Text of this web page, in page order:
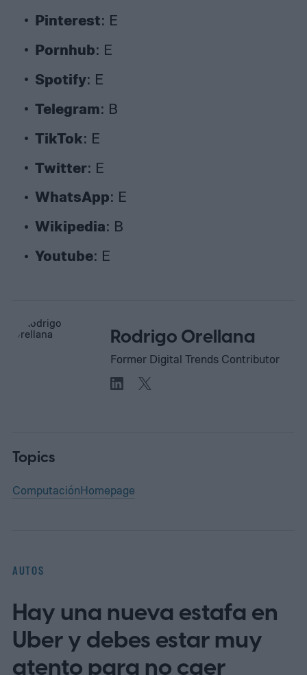
Pinterest: E
Pornhub: E
Spotify: E
Telegram: B
TikTok: E
Twitter: E
WhatsApp: E
Wikipedia: B
Youtube: E
Rodrigo Orellana
Former Digital Trends Contributor
Topics
ComputaciónHomepage
AUTOS
Hay una nueva estafa en
Uber y debes estar muy
atento para no caer